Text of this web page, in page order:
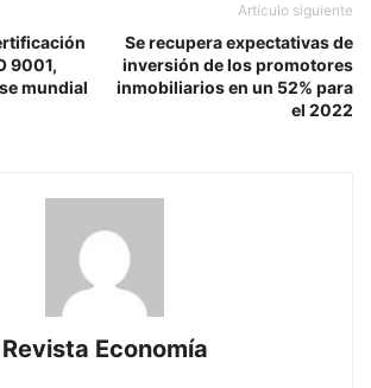
9001,
mundial
Artículo siguiente
Se recupera expectativas de
inversión de los promotores
inmobiliarios en un 52% para
el 2022
Revista Economía